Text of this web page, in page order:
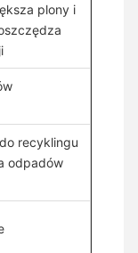
plony i
recyklingu
odpadów